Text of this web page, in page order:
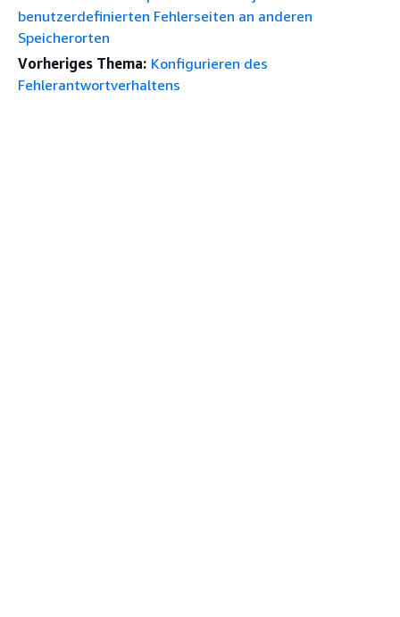
benutzerdefinierten Fehlerseiten an anderen
Speicherorten
Vorheriges Thema: Konfigurieren des
Fehlerantwortverhaltens